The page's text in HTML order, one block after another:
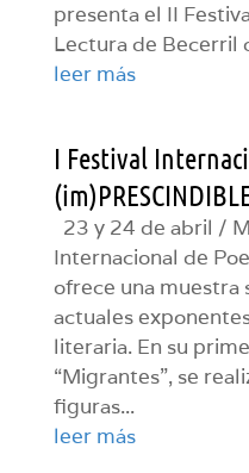
presenta el II
Lectura de
leer más
I Festival
23 y 24 de abril /
Internacional de
ofrece una muestra
actuales
literaria. En su
“Migrantes”, se
figuras...
leer más